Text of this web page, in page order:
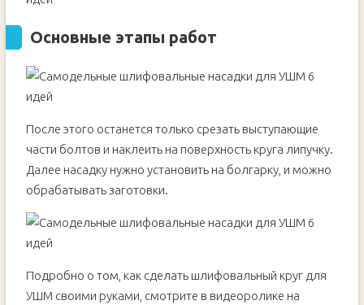
Основные этапы работ
После этого останется только срезать выступающие
части болтов и наклеить на поверхность круга липучку.
Далее насадку нужно установить на болгарку, и можно
обрабатывать заготовки.
Подробно о том, как сделать шлифовальный круг для
УШМ своими руками, смотрите в видеоролике на